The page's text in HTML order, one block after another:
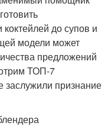
до супов и
модели может
предложений
ТОП-7
заслужили признание